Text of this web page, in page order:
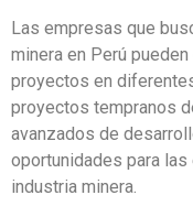
Las empresas que
minera en Perú
proyectos en
proyectos tempranos
avanzados de
oportunidades para
industria minera.